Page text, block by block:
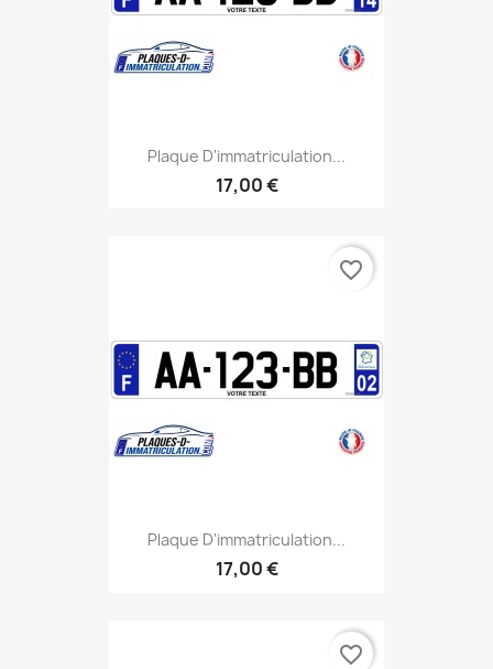
Plaque D'immatriculation...
17,00 €
Plaque D'immatriculation...
17,00 €
favorite_border
favorite_border